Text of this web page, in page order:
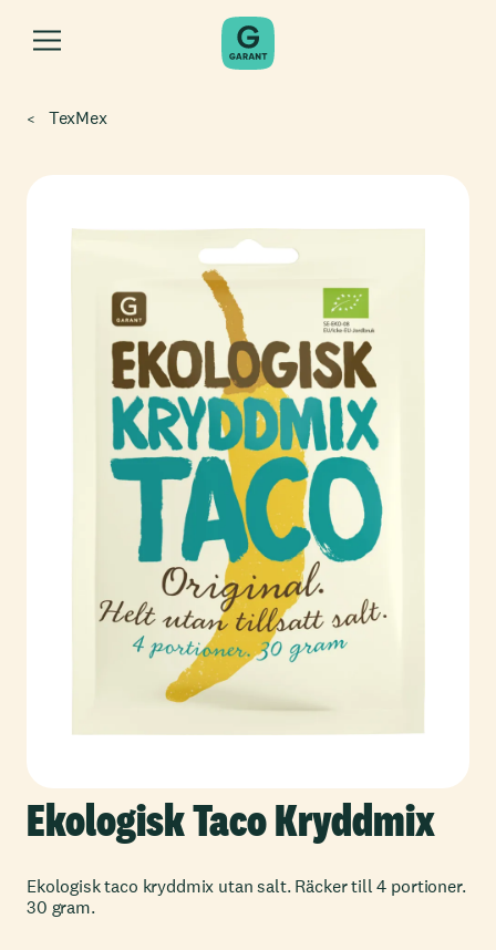
TexMex
Ekologisk Taco Kryddmix
Ekologisk taco kryddmix utan salt. Räcker till 4 portioner.
30 gram.